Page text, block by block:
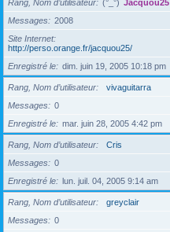
Rang, Nom d’utilisateur (°_°) Jacquou25
Messages
2008
Site Internet
http://perso.orange.fr/jacquou25/
Enregistré le
dim. juin 19, 2005 10:18 pm
Rang, Nom d’utilisateur
vivaguitarra
Messages
0
Enregistré le
mar. juin 28, 2005 4:42 pm
Rang, Nom d’utilisateur
Cris
Messages
0
Enregistré le
lun. juil. 04, 2005 9:14 am
Rang, Nom d’utilisateur
greyclair
Messages
0